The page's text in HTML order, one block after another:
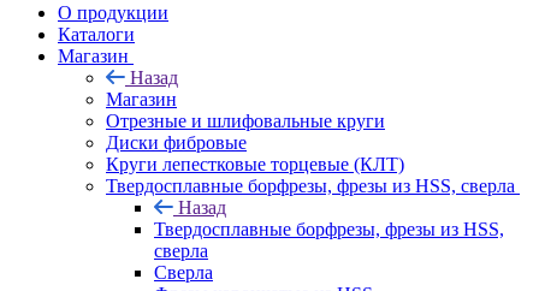
О продукции
Каталоги
Магазин
Назад
Магазин
Отрезные и шлифовальные круги
Диски фибровые
Круги лепестковые торцевые (КЛТ)
Твердосплавные борфрезы, фрезы из HSS, сверла
Назад
Твердосплавные борфрезы, фрезы из HSS,
сверла
Сверла